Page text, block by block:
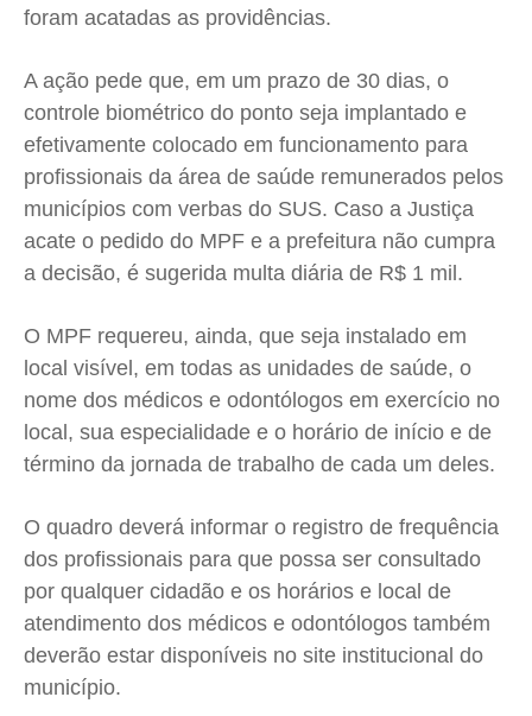
foram acatadas as providências.
A ação pede que, em um prazo de 30 dias, o
controle biométrico do ponto seja implantado e
efetivamente colocado em funcionamento para
profissionais da área de saúde remunerados pelos
municípios com verbas do SUS. Caso a Justiça
acate o pedido do MPF e a prefeitura não cumpra
a decisão, é sugerida multa diária de R$ 1 mil.
O MPF requereu, ainda, que seja instalado em
local visível, em todas as unidades de saúde, o
nome dos médicos e odontólogos em exercício no
local, sua especialidade e o horário de início e de
término da jornada de trabalho de cada um deles.
O quadro deverá informar o registro de frequência
dos profissionais para que possa ser consultado
por qualquer cidadão e os horários e local de
atendimento dos médicos e odontólogos também
deverão estar disponíveis no site institucional do
município.